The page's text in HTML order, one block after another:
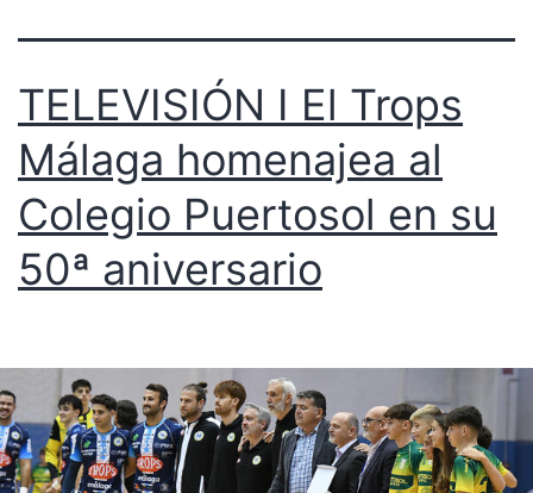
TELEVISIÓN I El Trops
Málaga homenajea al
Colegio Puertosol en su
50ª aniversario